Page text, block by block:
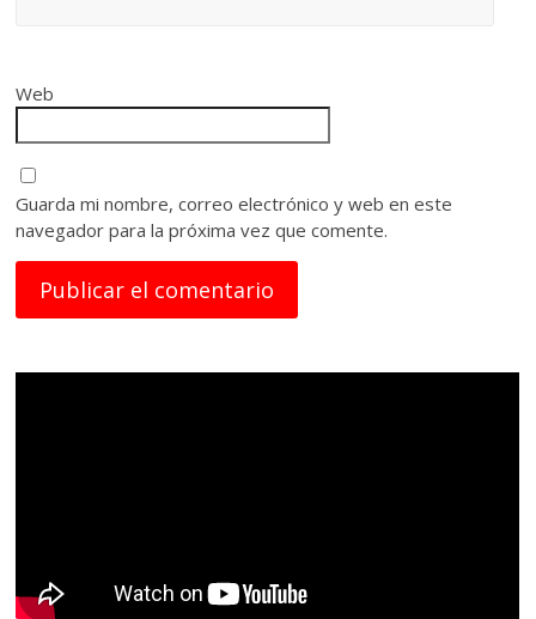
Web
Guarda mi nombre, correo electrónico y web en este
navegador para la próxima vez que comente.